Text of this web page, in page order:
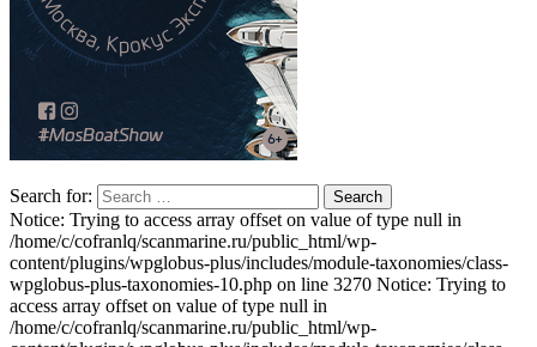
Search for:
Notice: Trying to access array offset on value of type null in /home/c/cofranlq/scanmarine.ru/public_html/wp-content/plugins/wpglobus-plus/includes/module-taxonomies/class-wpglobus-plus-taxonomies-10.php on line 3270 Notice: Trying to access array offset on value of type null in /home/c/cofranlq/scanmarine.ru/public_html/wp-content/plugins/wpglobus-plus/includes/module-taxonomies/class-wpglobus-plus-taxonomies-10.php on line 3270 Notice: Trying to access array offset on value of type null in /home/c/cofranlq/scanmarine.ru/public_html/wp-content/plugins/wpglobus-plus/includes/module-taxonomies/class-wpglobus-plus-taxonomies-10.php on line 3270 Notice: Trying to access array offset on value of type null in /home/c/cofranlq/scanmarine.ru/public_html/wp-content/plugins/wpglobus-plus/includes/module-taxonomies/class-wpglobus-plus-taxonomies-10.php on line 3270 Notice: Trying to access array offset on value of type null in /home/c/cofranlq/scanmarine.ru/public_html/wp-content/plugins/wpglobus-plus/includes/module-taxonomies/class-wpglobus-plus-taxonomies-10.php on line 3270 Notice: Trying to access array offset on value of type null in /home/c/cofranlq/scanmarine.ru/public_html/wp-content/plugins/wpglobus-plus/includes/module-taxonomies/class-wpglobus-plus-taxonomies-10.php on line 3270 Notice: Trying to access array offset on value of type null in /home/c/cofranlq/scanmarine.ru/public_html/wp-content/plugins/wpglobus-plus/includes/module-taxonomies/class-wpglobus-plus-taxonomies-10.php on line 3270 Notice: Trying to access array offset on value of type null in /home/c/cofranlq/scanmarine.ru/public_html/wp-content/plugins/wpglobus-plus/includes/module-taxonomies/class-wpglobus-plus-taxonomies-10.php on line 3270 Notice: Trying to access array offset on value of type null in /home/c/cofranlq/scanmarine.ru/public_html/wp-content/plugins/wpglobus-plus/includes/module-taxonomies/class-wpglobus-plus-taxonomies-10.php on line 3270 Notice: Trying to access array offset on value of type null in /home/c/cofranlq/scanmarine.ru/public_html/wp-content/plugins/wpglobus-plus/includes/module-taxonomies/class-wpglobus-plus-taxonomies-10.php on line 3270 Notice: Trying to access array offset on value of type null in /home/c/cofranlq/scanmarine.ru/public_html/wp-content/plugins/wpglobus-plus/includes/module-taxonomies/class-wpglobus-plus-taxonomies-10.php on line 3270 Notice: Trying to access array offset on value of type null in /home/c/cofranlq/scanmarine.ru/public_html/wp-content/plugins/wpglobus-plus/includes/module-taxonomies/class-wpglobus-plus-taxonomies-10.php on line 3270 Notice: Trying to access array offset on value of type null in /home/c/cofranlq/scanmarine.ru/public_html/wp-content/plugins/wpglobus-plus/includes/module-taxonomies/class-wpglobus-plus-taxonomies-10.php on line 3270 Notice: Trying to access array offset on value of type null in /home/c/cofranlq/scanmarine.ru/public_html/wp-content/plugins/wpglobus-plus/includes/module-taxonomies/class-wpglobus-plus-taxonomies-10.php on line 3270 Notice: Trying to access array offset on value of type null in /home/c/cofranlq/scanmarine.ru/public_html/wp-content/plugins/wpglobus-plus/includes/module-taxonomies/class-wpglobus-plus-taxonomies-10.php on line 3270 Notice: Trying to access array offset on value of type null in /home/c/cofranlq/scanmarine.ru/public_html/wp-content/plugins/wpglobus-plus/includes/module-taxonomies/class-wpglobus-plus-taxonomies-10.php on line 3270 Notice: Trying to access array offset on value of type null in /home/c/cofranlq/scanmarine.ru/public_html/wp-content/plugins/wpglobus-plus/includes/module-taxonomies/class-wpglobus-plus-taxonomies-10.php on line 3270 Notice: Trying to access array offset on value of type null in /home/c/cofranlq/scanmarine.ru/public_html/wp-content/plugins/wpglobus-plus/includes/module-taxonomies/class-wpglobus-plus-taxonomies-10.php on line 3270 Notice: Trying to access array offset on value of type null in /home/c/cofranlq/scanmarine.ru/public_html/wp-content/plugins/wpglobus-plus/includes/module-taxonomies/class-wpglobus-plus-taxonomies-10.php on line 3270 Notice: Trying to access array offset on value of type null in /home/c/cofranlq/scanmarine.ru/public_html/wp-content/plugins/wpglobus-plus/includes/module-taxonomies/class-wpglobus-plus-taxonomies-10.php on line 3270 Notice: Trying to access array offset on value of type null in /home/c/cofranlq/scanmarine.ru/public_html/wp-content/plugins/wpglobus-plus/includes/module-taxonomies/class-wpglobus-plus-taxonomies-10.php on line 3270 Notice: Trying to access array offset on value of type null in /home/c/cofranlq/scanmarine.ru/public_html/wp-content/plugins/wpglobus-plus/includes/module-taxonomies/class-wpglobus-plus-taxonomies-10.php on line 3270 Notice: Trying to access array offset on value of type null in /home/c/cofranlq/scanmarine.ru/public_html/wp-content/plugins/wpglobus-plus/includes/module-taxonomies/class-wpglobus-plus-taxonomies-10.php on line 3270 Notice: Trying to access array offset on value of type null in /home/c/cofranlq/scanmarine.ru/public_html/wp-content/plugins/wpglobus-plus/includes/module-taxonomies/class-wpglobus-plus-taxonomies-10.php on line 3270 Notice: Trying to access array offset on value of type null in /home/c/cofranlq/scanmarine.ru/public_html/wp-content/plugins/wpglobus-plus/includes/module-taxonomies/class-wpglobus-plus-taxonomies-10.php on line 3270 Notice: Trying to access array offset on value of type null in /home/c/cofranlq/scanmarine.ru/public_html/wp-content/plugins/wpglobus-plus/includes/module-taxonomies/class-wpglobus-plus-taxonomies-10.php on line 3270 Notice: Trying to access array offset on value of type null in /home/c/cofranlq/scanmarine.ru/public_html/wp-content/plugins/wpglobus-plus/includes/module-taxonomies/class-wpglobus-plus-taxonomies-10.php on line 3270 Notice: Trying to access array offset on value of type null in /home/c/cofranlq/scanmarine.ru/public_html/wp-content/plugins/wpglobus-plus/includes/module-taxonomies/class-wpglobus-plus-taxonomies-10.php on line 3270 Notice: Trying to access array offset on value of type null in /home/c/cofranlq/scanmarine.ru/public_html/wp-content/plugins/wpglobus-plus/includes/module-taxonomies/class-wpglobus-plus-taxonomies-10.php on line 3270 Notice: Trying to access array offset on value of type null in /home/c/cofranlq/scanmarine.ru/public_html/wp-content/plugins/wpglobus-plus/includes/module-taxonomies/class-wpglobus-plus-taxonomies-10.php on line 3270 Notice: Trying to access array offset on value of type null in /home/c/cofranlq/scanmarine.ru/public_html/wp-content/plugins/wpglobus-plus/includes/module-taxonomies/class-wpglobus-plus-taxonomies-10.php on line 3270 Notice: Trying to access array offset on value of type null in /home/c/cofranlq/scanmarine.ru/public_html/wp-content/plugins/wpglobus-plus/includes/module-taxonomies/class-wpglobus-plus-taxonomies-10.php on line 3270 Notice: Trying to access array offset on value of type null in /home/c/cofranlq/scanmarine.ru/public_html/wp-content/plugins/wpglobus-plus/includes/module-taxonomies/class-wpglobus-plus-taxonomies-10.php on line 3270 Notice: Trying to access array offset on value of type null in /home/c/cofranlq/scanmarine.ru/public_html/wp-content/plugins/wpglobus-plus/includes/module-taxonomies/class-wpglobus-plus-taxonomies-10.php on line 3270 Notice: Trying to access array offset on value of type null in /home/c/cofranlq/scanmarine.ru/public_html/wp-content/plugins/wpglobus-plus/includes/module-taxonomies/class-wpglobus-plus-taxonomies-10.php on line 3270 Notice: Trying to access array offset on value of type null in /home/c/cofranlq/scanmarine.ru/public_html/wp-content/plugins/wpglobus-plus/includes/module-taxonomies/class-wpglobus-plus-taxonomies-10.php on line 3270 Notice: Trying to access array offset on value of type null in /home/c/cofranlq/scanmarine.ru/public_html/wp-content/plugins/wpglobus-plus/includes/module-taxonomies/class-wpglobus-plus-taxonomies-10.php on line 3270 Notice: Trying to access array offset on value of type null in /home/c/cofranlq/scanmarine.ru/public_html/wp-content/plugins/wpglobus-plus/includes/module-taxonomies/class-wpglobus-plus-taxonomies-10.php on line 3270 Notice: Trying to access array offset on value of type null in /home/c/cofranlq/scanmarine.ru/public_html/wp-content/plugins/wpglobus-plus/includes/module-taxonomies/class-wpglobus-plus-taxonomies-10.php on line 3270 Notice: Trying to access array offset on value of type null in /home/c/cofranlq/scanmarine.ru/public_html/wp-content/plugins/wpglobus-plus/includes/module-taxonomies/class-wpglobus-plus-taxonomies-10.php on line 3270 Notice: Trying to access array offset on value of type null in /home/c/cofranlq/scanmarine.ru/public_html/wp-content/plugins/wpglobus-plus/includes/module-taxonomies/class-wpglobus-plus-taxonomies-10.php on line 3270 Notice: Trying to access array offset on value of type null in /home/c/cofranlq/scanmarine.ru/public_html/wp-content/plugins/wpglobus-plus/includes/module-taxonomies/class-wpglobus-plus-taxonomies-10.php on line 3270 Notice: Trying to access array offset on value of type null in /home/c/cofranlq/scanmarine.ru/public_html/wp-content/plugins/wpglobus-plus/includes/module-taxonomies/class-wpglobus-plus-taxonomies-10.php on line 3270 Notice: Trying to access array offset on value of type null in /home/c/cofranlq/scanmarine.ru/public_html/wp-content/plugins/wpglobus-plus/includes/module-taxonomies/class-wpglobus-plus-taxonomies-10.php on line 3270 Notice: Trying to access array offset on value of type null in /home/c/cofranlq/scanmarine.ru/public_html/wp-content/plugins/wpglobus-plus/includes/module-taxonomies/class-wpglobus-plus-taxonomies-10.php on line 3270 Notice: Trying to access array offset on value of type null in /home/c/cofranlq/scanmarine.ru/public_html/wp-content/plugins/wpglobus-plus/includes/module-taxonomies/class-wpglobus-plus-taxonomies-10.php on line 3270 Notice: Trying to